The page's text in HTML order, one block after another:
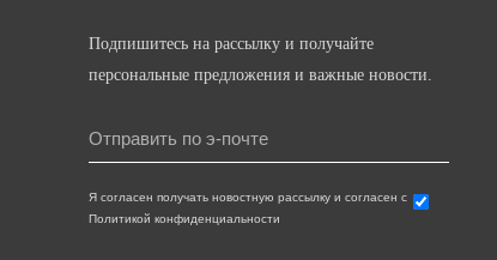
Подпишитесь на рассылку и получайте
персональные предложения и важные новости.
Я согласен получать новостную рассылку и согласен с
Политикой конфиденциальности